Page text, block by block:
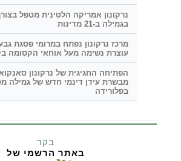
נרקונון אמריקה הלטינית מטפל
בגמילה ב-21 מדינות
מרכז נרקונון נפתח במרומי פסגת
עוצרת נשימה מעל אוחאי הקסומה
הפתיחה החגיגית של נרקונון
מבשרת עידן דינמי חדש של גמילה
בפלורידה
בקר
באתר הרשמי של